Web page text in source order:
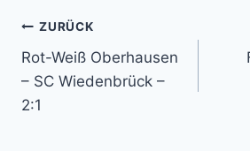
Beitragsnavigation
ZURÜCK
Rot-Weiß Oberhausen
– SC Wiedenbrück –
2:1